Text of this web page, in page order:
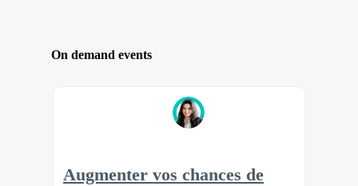
On demand events
Augmenter vos chances de